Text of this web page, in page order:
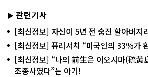
▶ 관련기사
[최신정보] 자신이 5년 전 숨진 할아버지
[최신정보] 퓨리서치 “미국인의 33％가
[최신정보] “나의 前生은 이오시마(硫黃
조종사였다”는 아기!